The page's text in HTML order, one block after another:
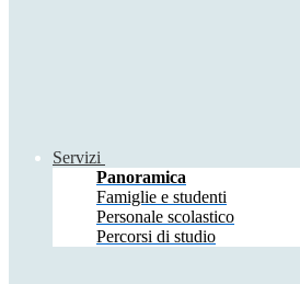
Servizi
Panoramica
Famiglie e studenti
Personale scolastico
Percorsi di studio